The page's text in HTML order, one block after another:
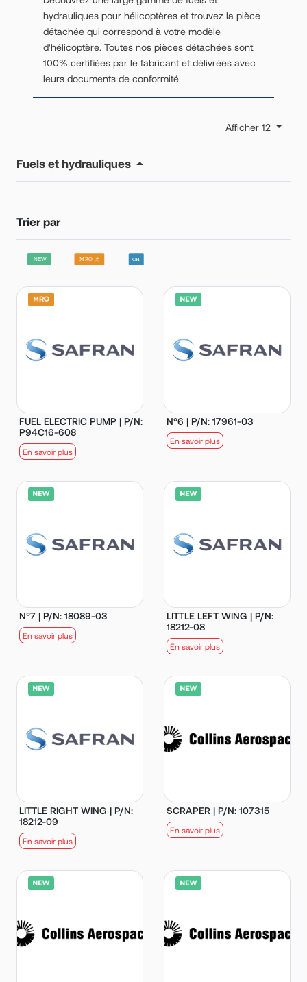
hydrauliques pour hélicoptères et trouvez la pièce
détachée qui correspond à votre modèle
d'hélicoptère. Toutes nos pièces détachées sont
100% certifiées par le fabricant et délivrées avec
leurs documents de conformité.
Afficher 12
Fuels et hydrauliques
Trier par
FUEL ELECTRIC PUMP | P/N:
P94C16-608
En savoir plus
N°6 | P/N: 17961-03
En savoir plus
N°7 | P/N: 18089-03
En savoir plus
LITTLE LEFT WING | P/N:
18212-08
En savoir plus
LITTLE RIGHT WING | P/N:
18212-09
En savoir plus
SCRAPER | P/N: 107315
En savoir plus